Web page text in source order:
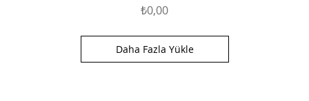
Fiyat
₺0,00
Daha Fazla Yükle